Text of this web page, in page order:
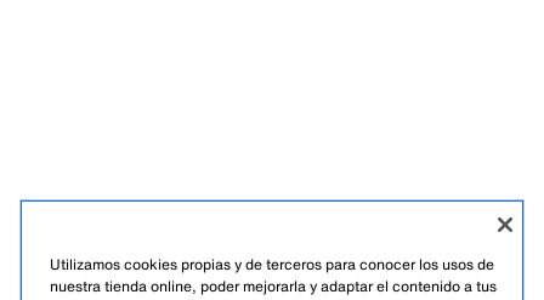
Utilizamos cookies propias y de terceros para conocer los usos de
nuestra tienda online, poder mejorarla y adaptar el contenido a tus